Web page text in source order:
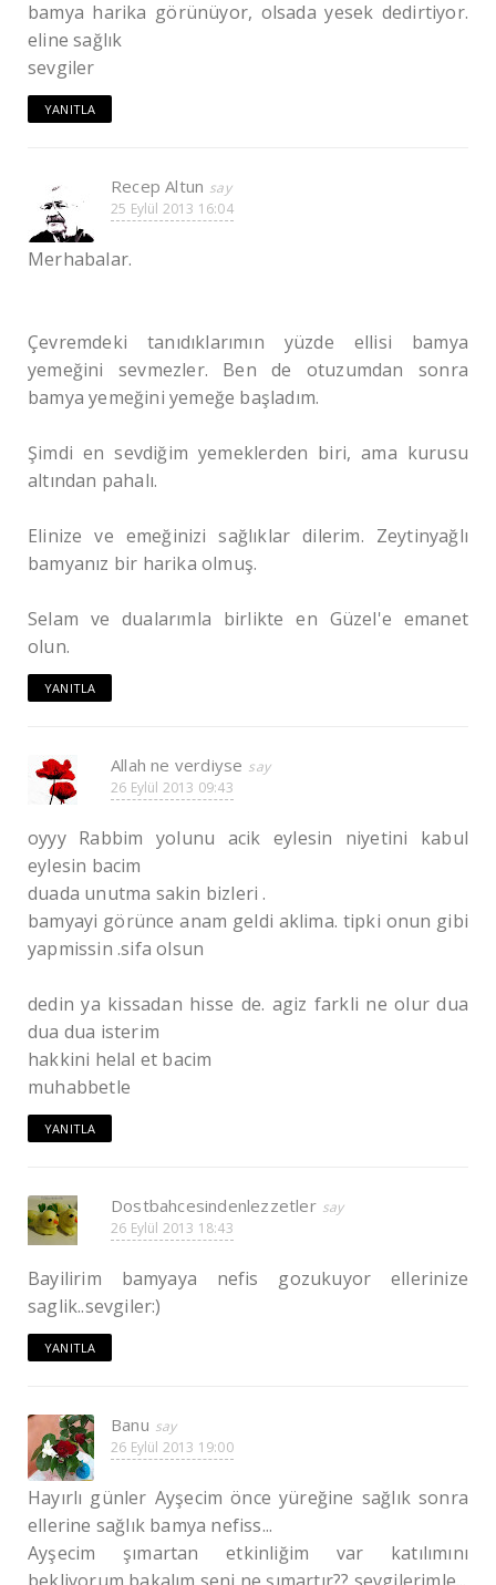
bamya harika görünüyor, olsada yesek dedirtiyor.
eline sağlık
sevgiler
YANITLA
Recep Altun
25 Eylül 2013 16:04
Merhabalar.
Çevremdeki tanıdıklarımın yüzde ellisi bamya
yemeğini sevmezler. Ben de otuzumdan sonra
bamya yemeğini yemeğe başladım.
Şimdi en sevdiğim yemeklerden biri, ama kurusu
altından pahalı.
Elinize ve emeğinizi sağlıklar dilerim. Zeytinyağlı
bamyanız bir harika olmuş.
Selam ve dualarımla birlikte en Güzel'e emanet
olun.
YANITLA
Allah ne verdiyse
26 Eylül 2013 09:43
oyyy Rabbim yolunu acik eylesin niyetini kabul
eylesin bacim
duada unutma sakin bizleri .
bamyayi görünce anam geldi aklima. tipki onun gibi
yapmissin .sifa olsun
dedin ya kissadan hisse de. agiz farkli ne olur dua
dua dua isterim
hakkini helal et bacim
muhabbetle
YANITLA
Dostbahcesindenlezzetler
26 Eylül 2013 18:43
Bayilirim bamyaya nefis gozukuyor ellerinize
saglik..sevgiler:)
YANITLA
Banu
26 Eylül 2013 19:00
Hayırlı günler Ayşecim önce yüreğine sağlık sonra
ellerine sağlık bamya nefiss...
Ayşecim şımartan etkinliğim var katılımını